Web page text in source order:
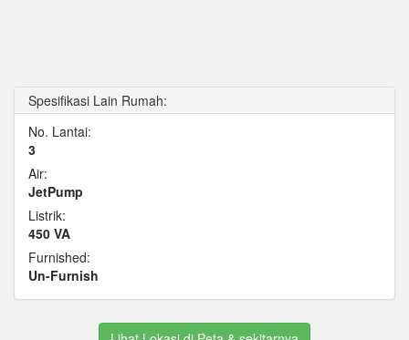
Spesifikasi Lain Rumah:
No. Lantai:
3
Air:
JetPump
Listrik:
450 VA
Furnished:
Un-Furnish